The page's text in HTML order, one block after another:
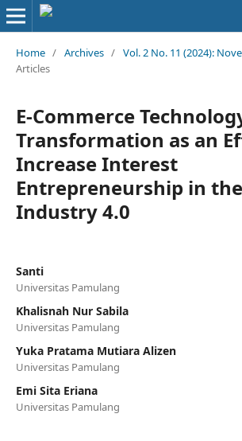
Home / Archives / Vol. 2 No. 11 (2024):
Articles
E-Commerce
Transformation as an
Increase Interest
Entrepreneurship in
Industry 4.0
Santi
Universitas Pamulang
Khalisnah Nur Sabila
Universitas Pamulang
Yuka Pratama Mutiara Alizen
Universitas Pamulang
Emi Sita Eriana
Universitas Pamulang